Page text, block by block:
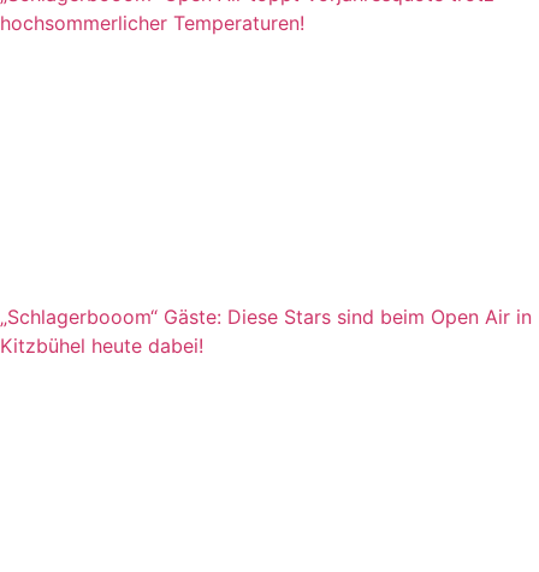
hochsommerlicher Temperaturen!
„Schlagerbooom“ Gäste: Diese Stars sind beim Open Air in
Kitzbühel heute dabei!